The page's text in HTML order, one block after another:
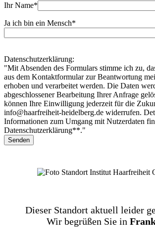
Ihr Name*
Ja ich bin ein Mensch*
Datenschutzerklärung:
"Mit Absenden des Formulars stimme ich zu,
aus dem Kontaktformular zur Beantwortung
erhoben und verarbeitet werden. Die Daten
abgeschlossener Bearbeitung Ihrer Anfrage
können Ihre Einwilligung jederzeit für die
info@haarfreiheit-heidelberg.de widerrufen.
Informationen zum Umgang mit Nutzerdaten
Datenschutzerklärung**."
Dieser Standort aktuell leider
Wir begrüßen Sie in